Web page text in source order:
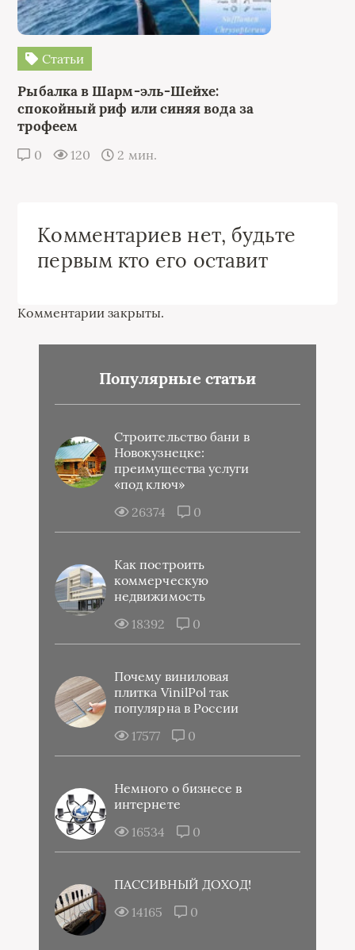
Статьи
Рыбалка в Шарм-эль-Шейхе:
спокойный риф или синяя вода за
трофеем
0 120 2 мин.
Комментариев нет, будьте
первым кто его оставит
Комментарии закрыты.
Популярные статьи
Строительство бани в
Новокузнецке:
преимущества услуги
«под ключ»
26374
0
Как построить
коммерческую
недвижимость
18392
0
Почему виниловая
плитка VinilPol так
популярна в России
17577
0
Немного о бизнесе в
интернете
16534
0
ПАССИВНЫЙ ДОХОД!
14165
0